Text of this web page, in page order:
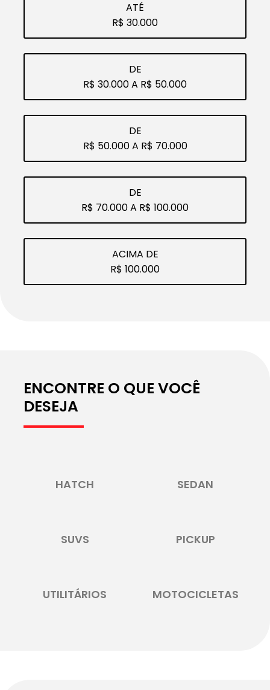
ATÉ
R$ 30.000
DE
R$ 30.000 A R$ 50.000
DE
R$ 50.000 A R$ 70.000
DE
R$ 70.000 A R$ 100.000
ACIMA DE
R$ 100.000
ENCONTRE O QUE VOCÊ
DESEJA
HATCH SEDAN
SUVS PICKUP
UTILITÁRIOS MOTOCICLETAS